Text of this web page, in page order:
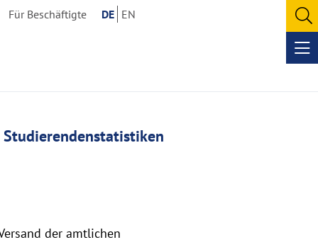
Für Beschäftigte DE EN
Studierendenstatistiken
der amtlichen